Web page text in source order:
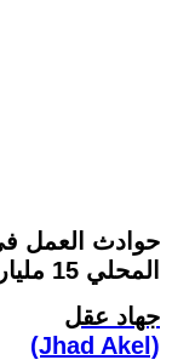
حوادث العمل
المحلي 15 مليار شيكل في السنة
جهاد عقل
(Jhad Akel)